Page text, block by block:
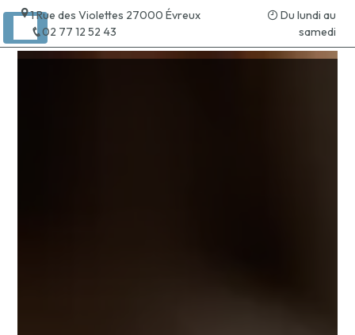
1 Rue des Violettes 27000 Évreux
02 77 12 52 43
Du lundi au
samedi
Panneau de gestion des cookies